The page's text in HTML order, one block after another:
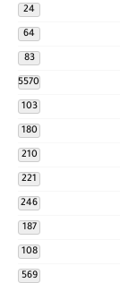
24
64
83
5570
103
180
210
221
246
187
108
569